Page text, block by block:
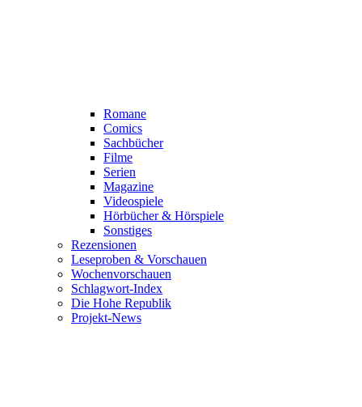
Romane
Comics
Sachbücher
Filme
Serien
Magazine
Videospiele
Hörbücher & Hörspiele
Sonstiges
Rezensionen
Leseproben & Vorschauen
Wochenvorschauen
Schlagwort-Index
Die Hohe Republik
Projekt-News